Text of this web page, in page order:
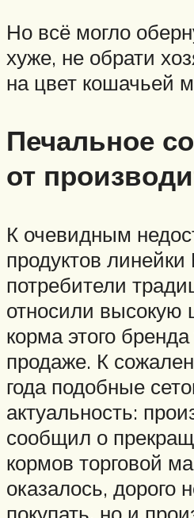
Но всё могло
хуже, не обрати
на цвет кошачьей
Печальное
от
К очевидным
продуктов линейки
потребители
относили высокую
корма этого
продаже. К
года подобные
актуальность:
сообщил о
кормов торговой
оказалось, дорого
покупать, но и